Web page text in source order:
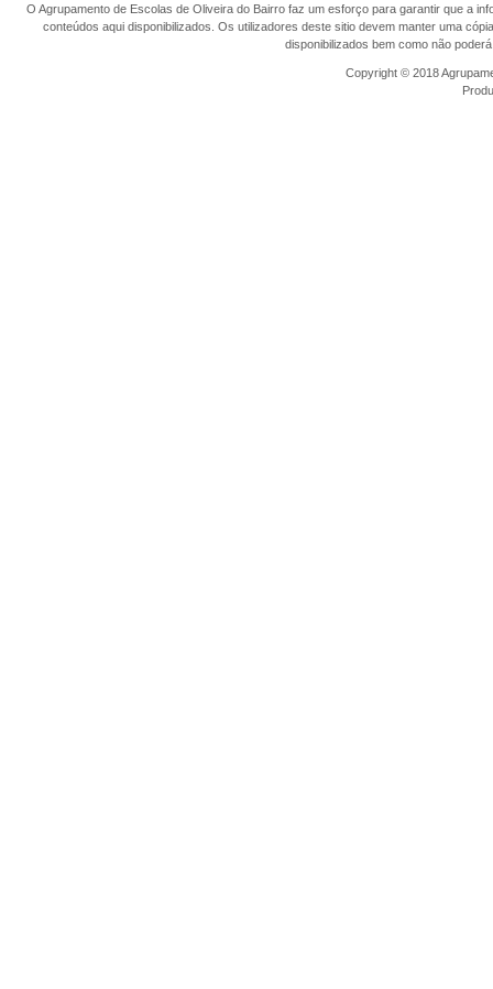
O Agrupamento de Escolas de Oliveira do Bairro faz um esforço para garantir que a
conteúdos aqui disponibilizados. Os utilizadores deste sitio devem manter uma
disponibilizados bem como não
Copyright © 2018